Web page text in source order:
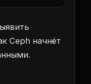
Ceph начнёт